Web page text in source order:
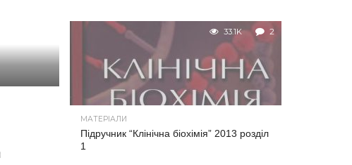
33.1K 2
МАТЕРІАЛИ
Підручник “Клінічна біохімія” 2013 розділ
1